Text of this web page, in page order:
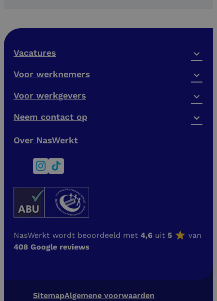
Vacatures
Voor werknemers
Voor werkgevers
Neem contact op
Over NasWerkt
NasWerkt wordt beoordeeld met 4,6 uit 5
van
408 Google reviews
SitemapAlgemene voorwaarden